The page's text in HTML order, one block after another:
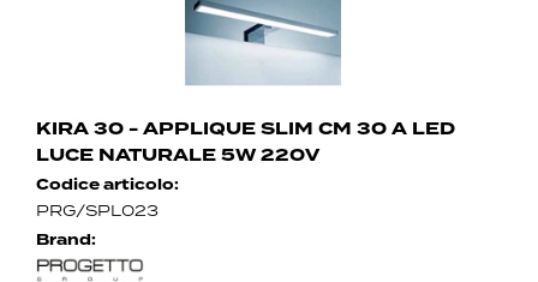
KIRA 30 - APPLIQUE SLIM CM 30 A LED
LUCE NATURALE 5W 220V
Codice articolo:
PRG/SPL023
Brand: